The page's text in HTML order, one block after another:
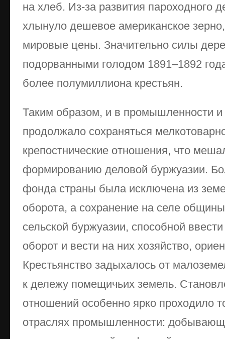
на хлеб. Из-за развития пароходного
хлынуло дешевое американское
мировые цены. Значительно силы
подорванными голодом 1891–1892
более полумиллиона крестьян.
Таким образом, и в промышленности и
продолжало сохраняться
крепостнические отношения, что
формированию деловой буржуазии.
фонда страны была исключена из
оборота, а сохранение на селе
сельской буржуазии, способной
оборот и вести на них хозяйство,
Крестьянство задыхалось от
к дележу помещичьих земель.
отношений особенно ярко проходило
отраслях промышленности: